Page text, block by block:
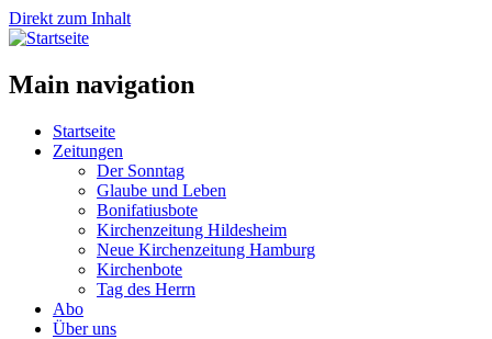
Direkt zum Inhalt
Main navigation
Startseite
Zeitungen
Der Sonntag
Glaube und Leben
Bonifatiusbote
Kirchenzeitung Hildesheim
Neue Kirchenzeitung Hamburg
Kirchenbote
Tag des Herrn
Abo
Über uns